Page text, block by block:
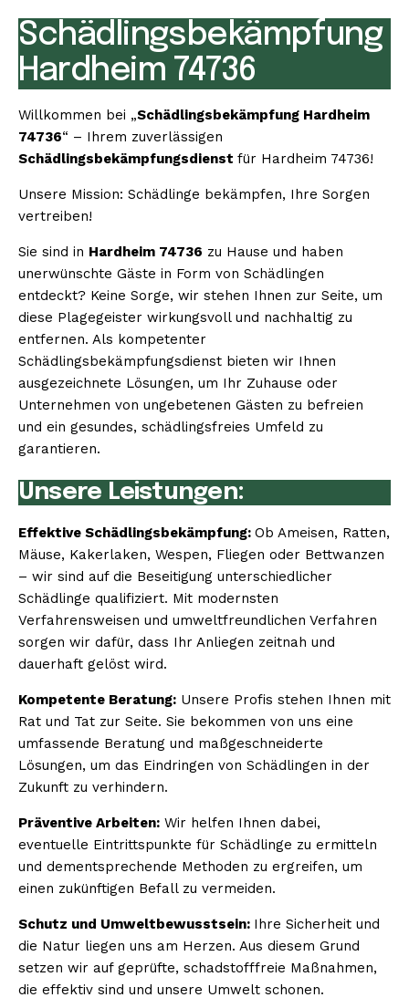
Schädlingsbekämpfung
Hardheim 74736
Willkommen bei „Schädlingsbekämpfung Hardheim
74736“ – Ihrem zuverlässigen
Schädlingsbekämpfungsdienst für Hardheim 74736!
Unsere Mission: Schädlinge bekämpfen, Ihre Sorgen
vertreiben!
Sie sind in Hardheim 74736 zu Hause und haben
unerwünschte Gäste in Form von Schädlingen
entdeckt? Keine Sorge, wir stehen Ihnen zur Seite, um
diese Plagegeister wirkungsvoll und nachhaltig zu
entfernen. Als kompetenter
Schädlingsbekämpfungsdienst bieten wir Ihnen
ausgezeichnete Lösungen, um Ihr Zuhause oder
Unternehmen von ungebetenen Gästen zu befreien
und ein gesundes, schädlingsfreies Umfeld zu
garantieren.
Unsere Leistungen:
Effektive Schädlingsbekämpfung: Ob Ameisen, Ratten,
Mäuse, Kakerlaken, Wespen, Fliegen oder Bettwanzen
– wir sind auf die Beseitigung unterschiedlicher
Schädlinge qualifiziert. Mit modernsten
Verfahrensweisen und umweltfreundlichen Verfahren
sorgen wir dafür, dass Ihr Anliegen zeitnah und
dauerhaft gelöst wird.
Kompetente Beratung: Unsere Profis stehen Ihnen mit
Rat und Tat zur Seite. Sie bekommen von uns eine
umfassende Beratung und maßgeschneiderte
Lösungen, um das Eindringen von Schädlingen in der
Zukunft zu verhindern.
Präventive Arbeiten: Wir helfen Ihnen dabei,
eventuelle Eintrittspunkte für Schädlinge zu ermitteln
und dementsprechende Methoden zu ergreifen, um
einen zukünftigen Befall zu vermeiden.
Schutz und Umweltbewusstsein: Ihre Sicherheit und
die Natur liegen uns am Herzen. Aus diesem Grund
setzen wir auf geprüfte, schadstofffreie Maßnahmen,
die effektiv sind und unsere Umwelt schonen.